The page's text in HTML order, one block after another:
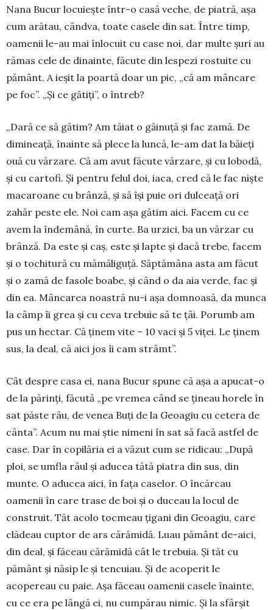
Nana Bucur locuiește într-o casă veche, de piatră, așa
cum arătau, cândva, toate casele din sat. Între timp,
oamenii le-au mai înlocuit cu case noi, dar multe șuri au
rămas cele de dinainte, făcute din lespezi rostuite cu
pământ. A ieșit la poartă doar un pic, „că am mâncare
pe foc”. „Și ce gătiți”, o întreb?
„Dară ce să gătim? Am tăiat o găinuță și fac zamă. De
dimineață, înainte să plece la luncă, le-am dat la băieți
ouă cu vărzare. Că am avut făcute vărzare, și cu lobodă,
și cu cartofi. Și pentru felul doi, iaca, cred că le fac niște
macaroane cu brânză, și să își puie ori dulceață ori
zahăr peste ele. Noi cam așa gătim aici. Facem cu ce
avem la îndemâ­nă, în curte. Ba urzici, ba un vărzar cu
brânză. Da este și caș, este și lapte și dacă trebe, facem
și o tochitură cu mămăliguță. Săptămâna asta am făcut
și o zamă de fasole boabe, și când o da aia verde, fac și
din ea. Mâncarea noastră nu-i așa domnoasă, da munca
la câmp îi grea și cu ceva trebuie să te țâi. Porumb am
pus un hectar. Că ținem vite – 10 vaci și 5 viței. Le ținem
sus, la deal, că aici jos îi cam strâmt”.
Cât despre casa ei, nana Bucur spune că așa a apucat-o
de la părinți, făcută „pe vremea când se țineau horele în
sat păste râu, de venea Buți de la Geoagiu cu cetera de
cânta”. Acum nu mai știe ni­meni în sat să facă astfel de
case. Dar în copilăria ei a văzut cum se ridicau: „După
ploi, se umfla râul și aducea tătă piatra din sus, din
munte. O aducea aici, în fața caselor. O încărcau
oamenii în care tra­se de boi și o duceau la locul de
construit. Tăt acolo tocmeau țigani din Geoagiu, care
clădeau cuptor de ars cărămidă. Luau pământ de-aici,
din deal, și făceau cărămidă cât le trebuia. Și tăt cu
pământ și năsip le și tencuiau. Și de acoperit le
acopereau cu paie. Așa făceau oamenii casele înainte,
cu ce era pe lângă ei, nu cumpărau nimic. Și la sfârșit